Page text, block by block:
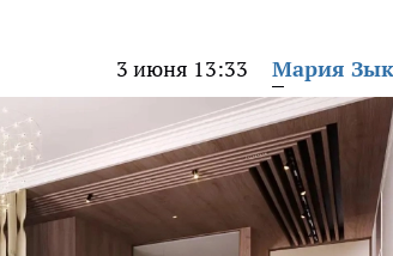
3 июня 13:33 Мария